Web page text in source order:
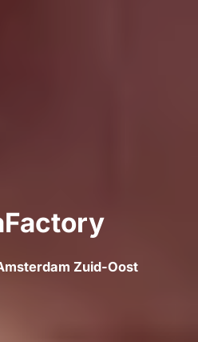
Zuid-Oost